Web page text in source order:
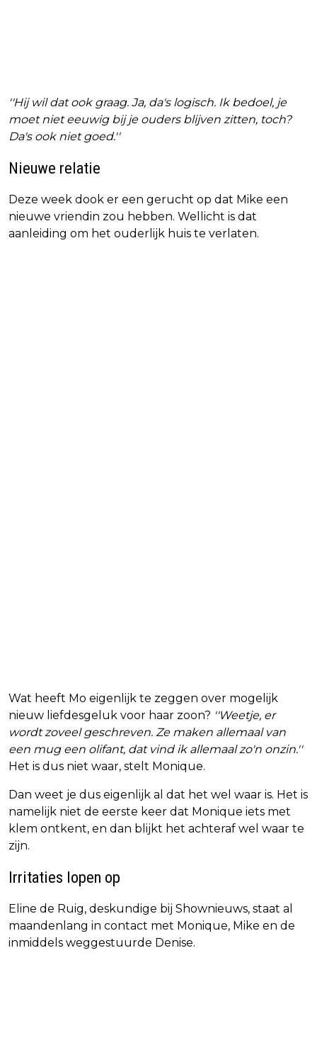
''Hij wil dat ook graag. Ja, da's logisch. Ik bedoel, je
moet niet eeuwig bij je ouders blijven zitten, toch?
Da's ook niet goed.''
Nieuwe relatie
Deze week dook er een gerucht op dat Mike een
nieuwe vriendin zou hebben. Wellicht is dat
aanleiding om het ouderlijk huis te verlaten.
Wat heeft Mo eigenlijk te zeggen over mogelijk
nieuw liefdesgeluk voor haar zoon? ''Weetje, er
wordt zoveel geschreven. Ze maken allemaal van
een mug een olifant, dat vind ik allemaal zo'n onzin.''
Het is dus niet waar, stelt Monique.
Dan weet je dus eigenlijk al dat het wel waar is. Het is
namelijk niet de eerste keer dat Monique iets met
klem ontkent, en dan blijkt het achteraf wel waar te
zijn.
Irritaties lopen op
Eline de Ruig, deskundige bij Shownieuws, staat al
maandenlang in contact met Monique, Mike en de
inmiddels weggestuurde Denise.